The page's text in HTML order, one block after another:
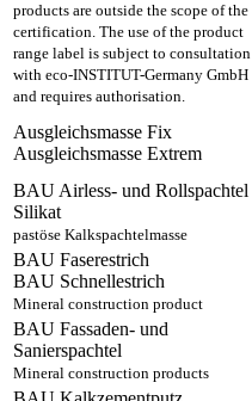
products are outside the scope of the
certification. The use of the product
range label is subject to consultation
with eco-INSTITUT-Germany GmbH
and requires authorisation.
Ausgleichsmasse Fix
Ausgleichsmasse Extrem
BAU Airless- und Rollspachtel
Silikat
pastöse Kalkspachtelmasse
BAU Faserestrich
BAU Schnellestrich
Mineral construction product
BAU Fassaden- und
Sanierspachtel
Mineral construction products